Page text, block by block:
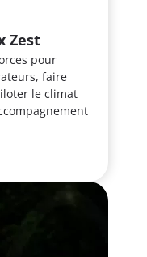
Zest
pour
faire
le climat